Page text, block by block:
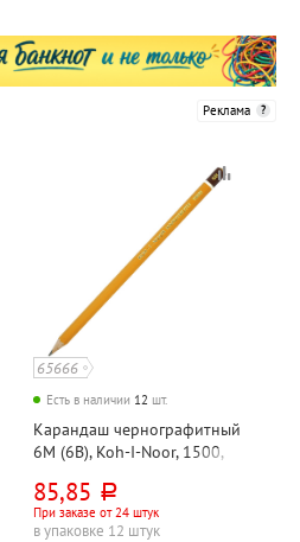
Реклама
65666
Есть в наличии 12 шт.
Карандаш чернографитный
6М (6B), Koh-I-Noor, 1500,
дерево, без ластика,
шестигранный
85,85 руб.
При заказе от 24 штук
в упаковке 12 штук